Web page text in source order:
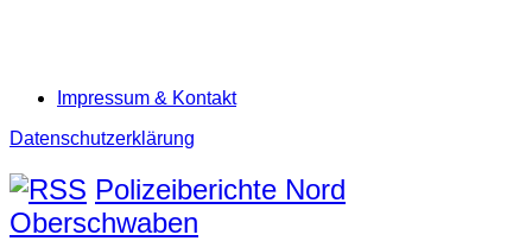
Impressum & Kontakt
Datenschutzerklärung
Polizeiberichte Nord
Oberschwaben